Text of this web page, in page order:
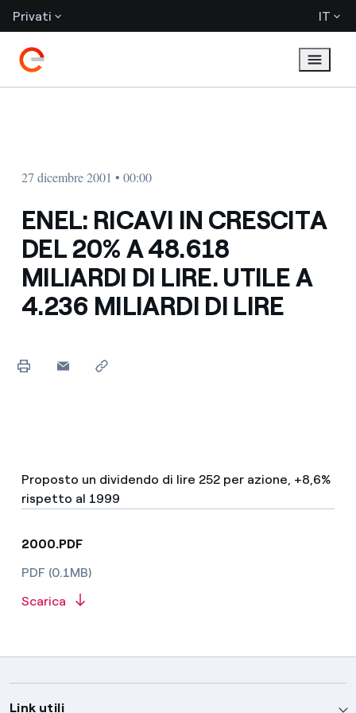
Privati IT
27 dicembre 2001 • 00:00
ENEL: RICAVI IN CRESCITA
DEL 20% A 48.618
MILIARDI DI LIRE. UTILE A
4.236 MILIARDI DI LIRE
Proposto un dividendo di lire 252 per azione, +8,6%
rispetto al 1999
2000.PDF
PDF (0.1MB)
Scarica
Link utili